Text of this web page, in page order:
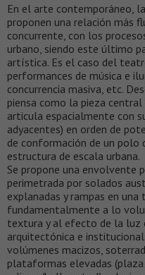
En el arte contemporáneo,
proponen una relación más
concurrente, con los
urbano, siendo este último
artística. Es el caso del
performances de música e
concurrencia masiva, etc.
piensa como la pieza
articula espacialmente con
adyacentes) en orden de
de conformación de un polo
estructura de escala urbana.
Se propone una envolvente
perimetrada por solados
explanadas y rampas en
fundamentalmente a lo
textura y al efecto de la luz
arquitectónica e
volúmenes macizos,
plataformas elevadas